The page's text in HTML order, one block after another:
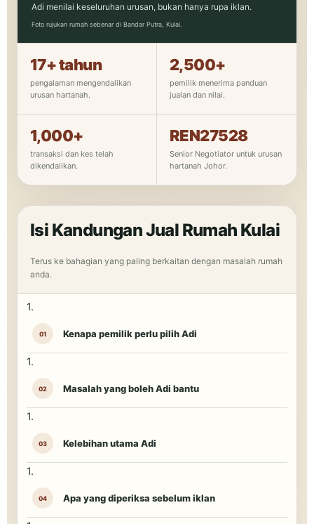
Adi menilai keseluruhan urusan, bukan hanya rupa iklan.
Foto rujukan rumah sebenar di Bandar Putra, Kulai.
17+ tahun
pengalaman mengendalikan
urusan hartanah.
2,500+
pemilik menerima panduan
jualan dan nilai.
1,000+
transaksi dan kes telah
dikendalikan.
REN27528
Senior Negotiator untuk urusan
hartanah Johor.
Isi Kandungan Jual Rumah Kulai
Terus ke bahagian yang paling berkaitan dengan masalah rumah
anda.
Kenapa pemilik perlu pilih Adi
Masalah yang boleh Adi bantu
Kelebihan utama Adi
Apa yang diperiksa sebelum iklan